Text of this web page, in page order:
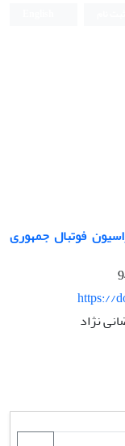
فوتبال جمهوری
https://
نژاد